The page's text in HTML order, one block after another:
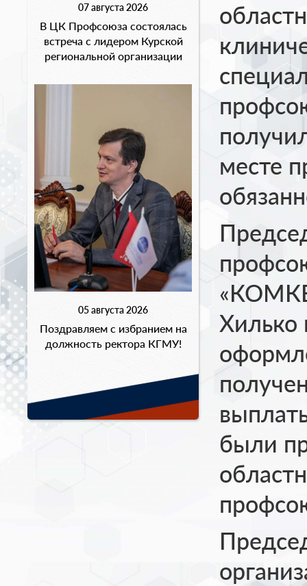
07 августа 2026
В ЦК Профсоюза состоялась
встреча с лидером Курской
региональной организации
05 августа 2026
Поздравляем с избранием на
должность ректора КГМУ!
месте
Хилько
были